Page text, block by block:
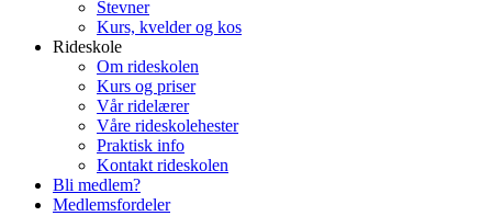
Stevner
Kurs, kvelder og kos
Rideskole
Om rideskolen
Kurs og priser
Vår ridelærer
Våre rideskolehester
Praktisk info
Kontakt rideskolen
Bli medlem?
Medlemsfordeler